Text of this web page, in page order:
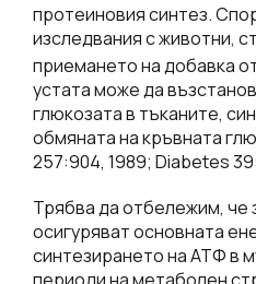
протеиновия синтез.
изследвания с животни,
приемането на добавка
устата може да
глюкозата в тъканите,
обмяната на кръвната
257:904, 1989; Diabetes
Трябва да отбележим, че
осигуряват основната
синтезирането на АТФ в
периоди на метаболен